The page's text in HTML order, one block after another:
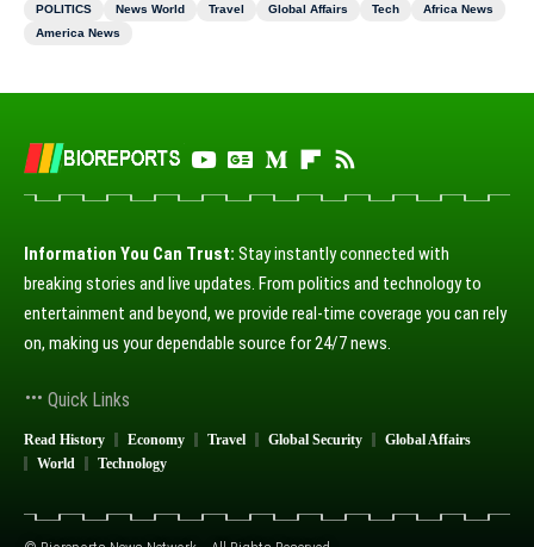
POLITICS
News World Travel Global Affairs Tech
Africa News
America News
Information You Can Trust: Stay instantly connected with
breaking stories and live updates. From politics and technology to
entertainment and beyond, we provide real-time coverage you can rely
on, making us your dependable source for 24/7 news.
Quick Links
Read History Economy Travel Global Security
Global Affairs
World
Technology